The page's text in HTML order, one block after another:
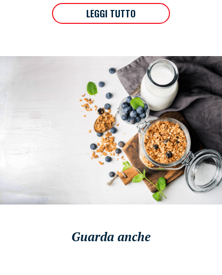
LEGGI TUTTO
Guarda anche